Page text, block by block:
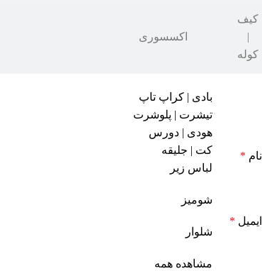
کیف
|
کوله
اکسسوری
بادی | کراپ تاپ
تیشرت | پلوشرت
هودی | دورس
کت | جلیقه
لباس زیر
شومیز
شلوار
مشاهده همه
نام *
ایمیل *